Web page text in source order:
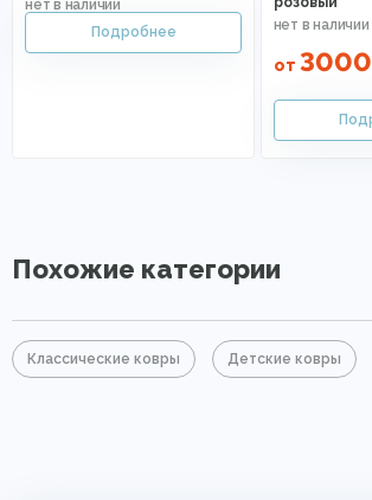
от 3000
Похожие категории
Классические ковры Детские ковры